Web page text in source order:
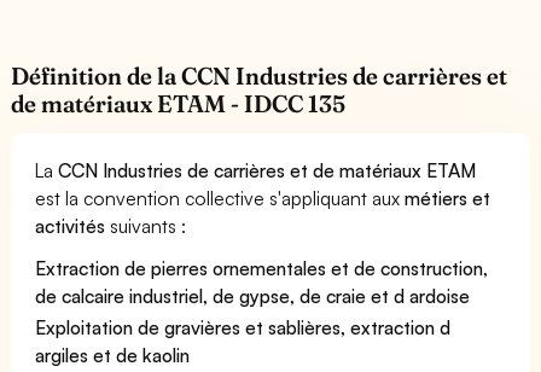
Définition de la CCN Industries de carrières et
de matériaux ETAM - IDCC 135
LaCCN Industries de carrières et de matériaux ETAM
est la convention collective s'appliquant auxmétiers et
activités suivants :
Extraction de pierres ornementales et de construction,
de calcaire industriel, de gypse, de craie et d ardoise
Exploitation de gravières et sablières, extraction d
argiles et de kaolin